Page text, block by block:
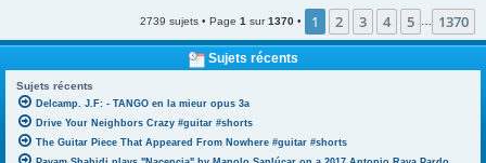
2739 sujets • Page 1 sur1370 • 1 2 3 4 5 1370
Sujets récents
Sujets récents
Delcamp. J.F: - TANGO en la mieur opus 3a
Drive Your Neighbors Crazy #guitar #shorts
The Guitar Piece That Appeared From Nowhere #guitar #shorts